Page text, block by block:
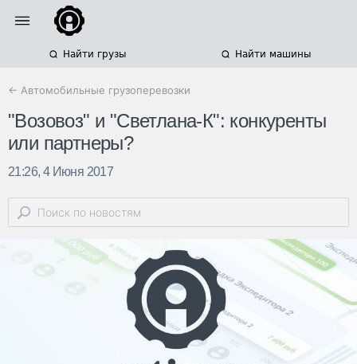
Найти грузы Найти машины
← Автомобильные грузоперевозки
"Возовоз" и "Светлана-К": конкуренты
или партнеры?
21:26, 4 Июня 2017